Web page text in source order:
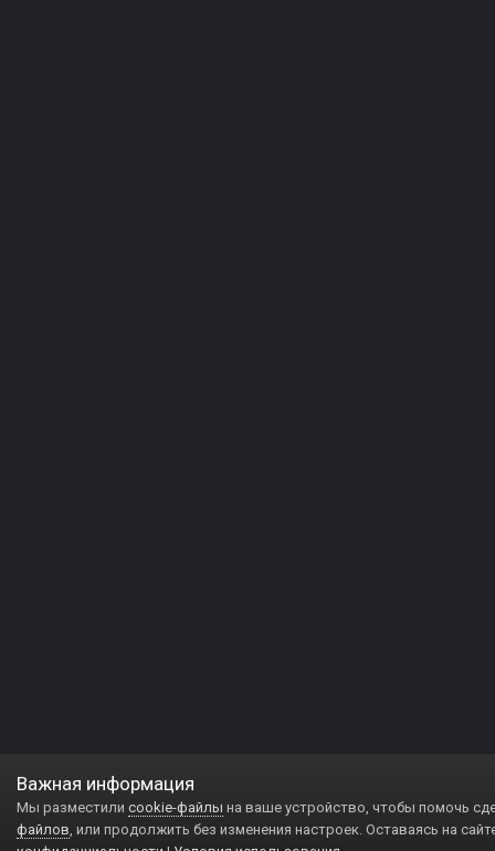
Важная информация
Мы разместили cookie-файлы на ваше устройство, чтобы помочь
файлов, или продолжить без изменения настроек. Оставаясь на